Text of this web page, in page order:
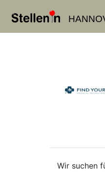
Wir suchen